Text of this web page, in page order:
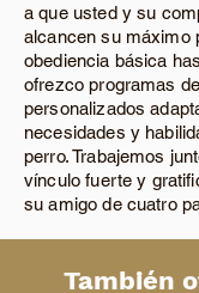
a que usted y su
alcancen su máximo
obediencia básica
ofrezco programas
personalizados
necesidades y
perro. Trabajemos
vínculo fuerte y
su amigo de cuatro
También